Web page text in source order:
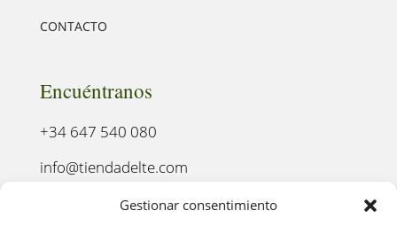
Gestionar consentimiento
CONTACTO
Encuéntranos
+34 647 540 080
info@tiendadelte.com
Punto oficial de recogida: